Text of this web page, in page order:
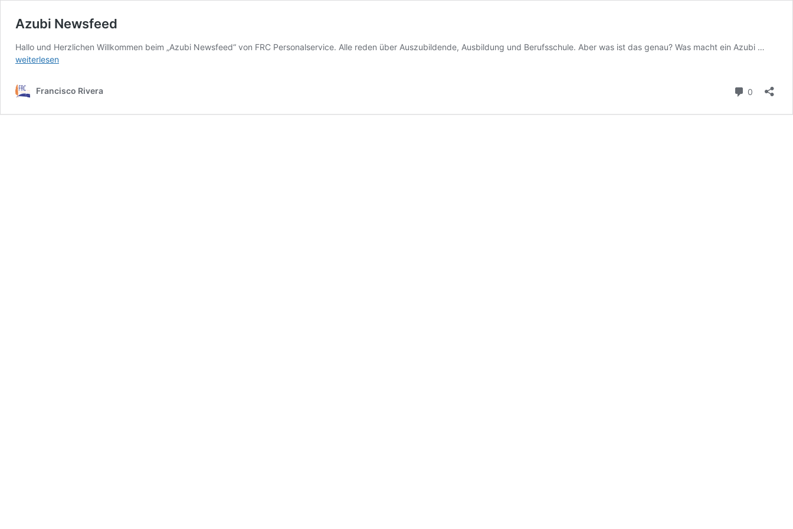
Azubi Newsfeed
Hallo und Herzlichen Willkommen beim „Azubi Newsfeed“ von FRC Personalservice. Alle reden über Auszubildende, Ausbildung und Berufsschule. Aber was ist das genau? Was macht ein Azubi …
weiterlesen
Francisco Rivera 0